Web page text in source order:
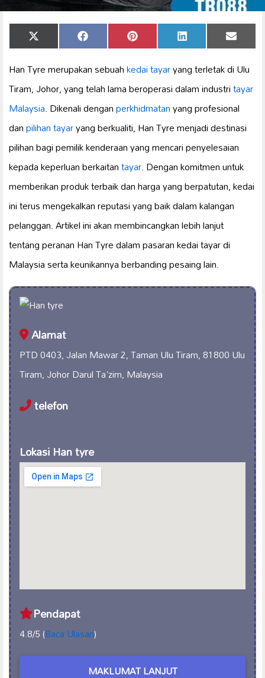
Share
on
X
(Twitter)
Share
on
Facebook Share
on
Pinterest Share
on
LinkedIn Share
on
Email
Han Tyre merupakan sebuahkedai tayaryang terletak di Ulu
Tiram, Johor, yang telah lama beroperasi dalam industritayar
Malaysia. Dikenali denganperkhidmatanyang profesional
danpilihan tayaryang berkualiti, Han Tyre menjadi destinasi
pilihan bagi pemilik kenderaan yang mencari penyelesaian
kepada keperluan berkaitantayar. Dengan komitmen untuk
memberikan produk terbaik dan harga yang berpatutan, kedai
ini terus mengekalkan reputasi yang baik dalam kalangan
pelanggan. Artikel ini akan membincangkan lebih lanjut
tentang peranan Han Tyre dalam pasaran kedai tayar di
Malaysia serta keunikannya berbanding pesaing lain.
Alamat
PTD 0403, Jalan Mawar 2, Taman Ulu Tiram, 81800 Ulu
Tiram, Johor Darul Ta'zim, Malaysia
telefon
Lokasi Han tyre
Pendapat
4.8/5 (Baca Ulasan)
MAKLUMAT LANJUT